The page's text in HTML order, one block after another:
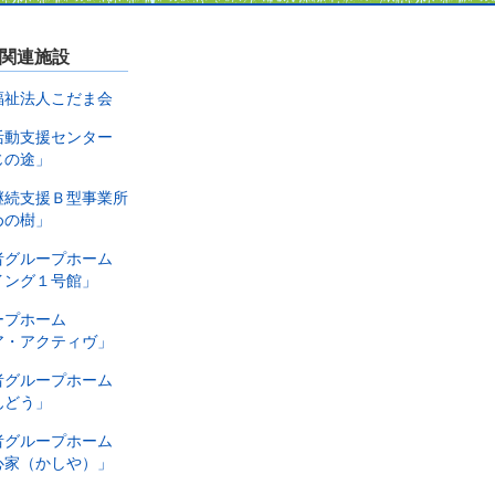
関連施設
祉法人こだま会
動支援センター
の途」
続支援Ｂ型事業所
の樹」
グループホーム
ング１号館」
プホーム
・アクティヴ」
グループホーム
どう」
グループホーム
家（かしや）」